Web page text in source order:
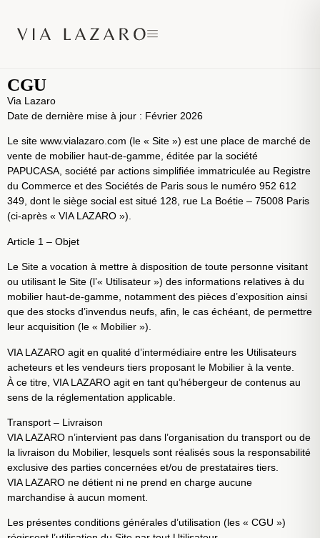
CGU
Via Lazaro
Date de dernière mise à jour : Février 2026
Le site www.vialazaro.com (le « Site ») est une place de marché de
vente de mobilier haut-de-gamme, éditée par la société
PAPUCASA, société par actions simplifiée immatriculée au Registre
du Commerce et des Sociétés de Paris sous le numéro 952 612
349, dont le siège social est situé 128, rue La Boétie – 75008 Paris
(ci-après « VIA LAZARO »).
Article 1 – Objet
Le Site a vocation à mettre à disposition de toute personne visitant
ou utilisant le Site (l’« Utilisateur ») des informations relatives à du
mobilier haut-de-gamme, notamment des pièces d’exposition ainsi
que des stocks d’invendus neufs, afin, le cas échéant, de permettre
leur acquisition (le « Mobilier »).
VIA LAZARO agit en qualité d’intermédiaire entre les Utilisateurs
acheteurs et les vendeurs tiers proposant le Mobilier à la vente.
À ce titre, VIA LAZARO agit en tant qu’hébergeur de contenus au
sens de la réglementation applicable.
Transport – Livraison
VIA LAZARO n’intervient pas dans l’organisation du transport ou de
la livraison du Mobilier, lesquels sont réalisés sous la responsabilité
exclusive des parties concernées et/ou de prestataires tiers.
VIA LAZARO ne détient ni ne prend en charge aucune
marchandise à aucun moment.
Les présentes conditions générales d’utilisation (les « CGU »)